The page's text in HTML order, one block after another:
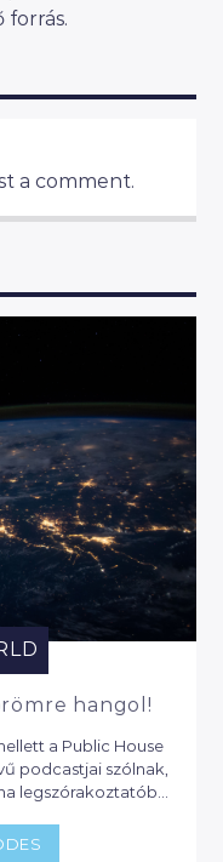
forrás.
a comment.
hangol!
a Public House
podcastjai szólnak,
legszórakoztatóbb